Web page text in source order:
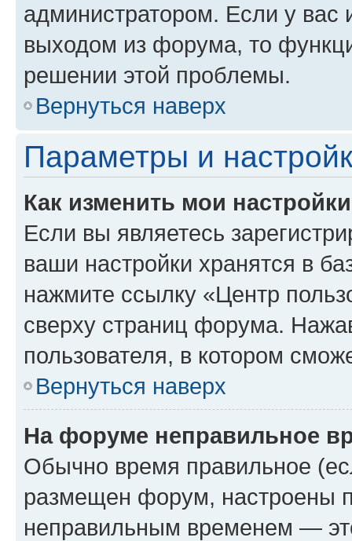
администратором. Если у
выходом из форума, то
решении этой проблемы.
Вернуться наверх
Параметры и
Как изменить мои
Если вы являетесь
ваши настройки хранятся в
нажмите ссылку «Центр
сверху страниц форума.
пользователя, в котором
Вернуться наверх
На форуме неправильное
Обычно время правильное
размещен форум, настроены
неправильным временем —